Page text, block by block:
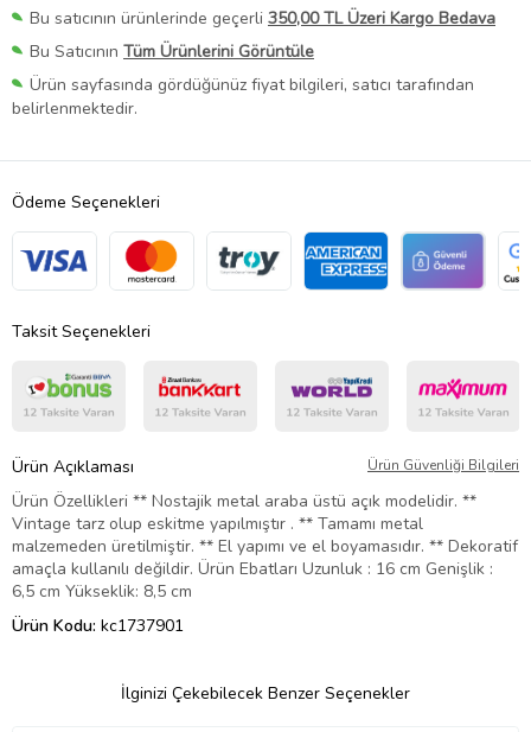
Bu satıcının ürünlerinde geçerli 350,00 TL Üzeri Kargo Bedava
Bu Satıcının Tüm Ürünlerini Görüntüle
Ürün sayfasında gördüğünüz fiyat bilgileri, satıcı tarafından
belirlenmektedir.
Ödeme Seçenekleri
Taksit Seçenekleri
Ürün Açıklaması Ürün Güvenliği Bilgileri
Ürün Özellikleri ** Nostajik metal araba üstü açık modelidir. **
Vintage tarz olup eskitme yapılmıştır . ** Tamamı metal
malzemeden üretilmiştir. ** El yapımı ve el boyamasıdır. ** Dekoratif
amaçla kullanılı değildir. Ürün Ebatları Uzunluk : 16 cm Genişlik :
6,5 cm Yükseklik: 8,5 cm
Ürün Kodu: kc1737901
İlginizi Çekebilecek Benzer Seçenekler